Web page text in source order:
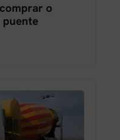
o
puente